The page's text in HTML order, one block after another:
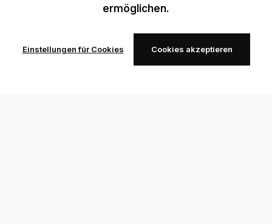
ermöglichen.
Einstellungen für Cookies Cookies akzeptieren